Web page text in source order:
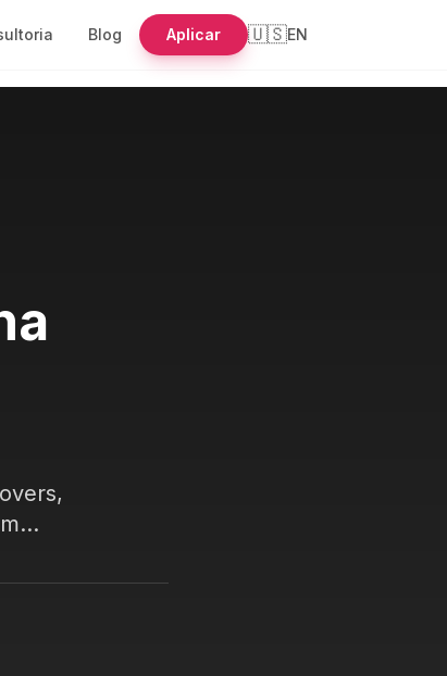
Blog Aplicar 🇺🇸EN